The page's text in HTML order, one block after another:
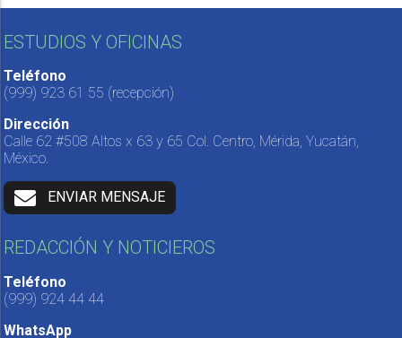
ESTUDIOS Y OFICINAS
Teléfono
(999) 923 61 55 (recepción)
Dirección
Calle 62 #508 Altos x 63 y 65 Col. Centro, Mérida, Yucatán,
México.
ENVIAR MENSAJE
REDACCIÓN Y NOTICIEROS
Teléfono
(999) 924 44 44
WhatsApp